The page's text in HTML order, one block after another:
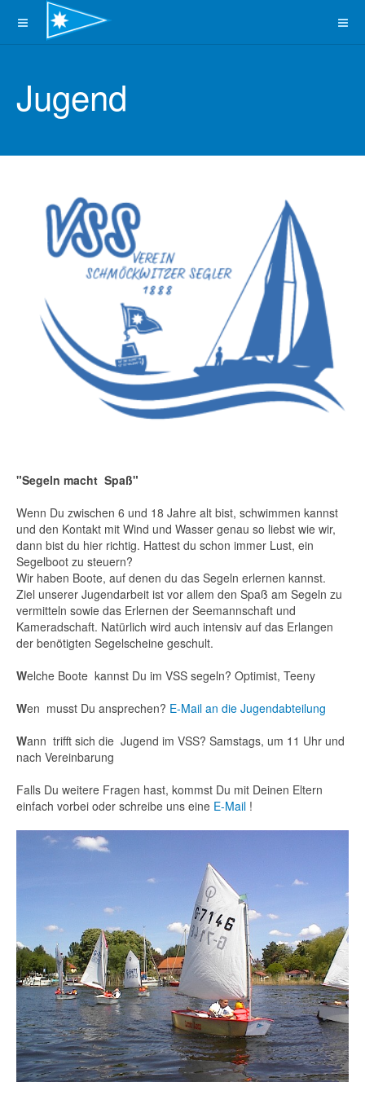
Jugend
"Segeln macht Spaß"
Wenn Du zwischen 6 und 18 Jahre alt bist, schwimmen kannst
und den Kontakt mit Wind und Wasser genau so liebst wie wir,
dann bist du hier richtig. Hattest du schon immer Lust, ein
Segelboot zu steuern?
Wir haben Boote, auf denen du das Segeln erlernen kannst.
Ziel unserer Jugendarbeit ist vor allem den Spaß am Segeln zu
vermitteln sowie das Erlernen der Seemannschaft und
Kameradschaft. Natürlich wird auch intensiv auf das Erlangen
der benötigten Segelscheine geschult.
Welche Boote kannst Du im VSS segeln? Optimist, Teeny
Wen musst Du ansprechen? E-Mail an die Jugendabteilung
Wann trifft sich die Jugend im VSS? Samstags, um 11 Uhr und
nach Vereinbarung
Falls Du weitere Fragen hast, kommst Du mit Deinen Eltern
einfach vorbei oder schreibe uns eine E-Mail !